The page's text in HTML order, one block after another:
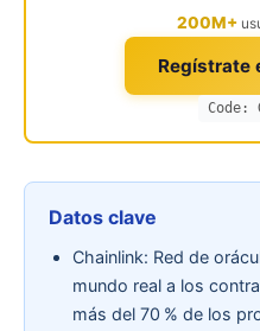
200M+
Regístrate
Code:
Datos clave
Chainlink: Red de
mundo real a los
más del 70 % de los